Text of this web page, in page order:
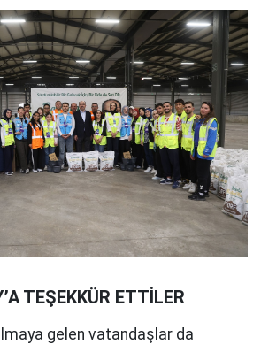
TEŞEKKÜR ETTİLER
gelen vatandaşlar da